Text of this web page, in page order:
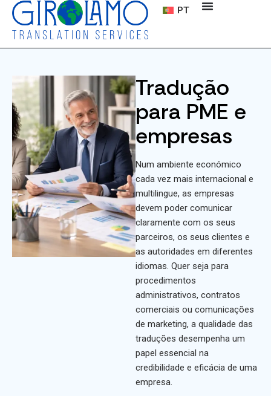
PT
Tradução
para PME e
empresas
Num ambiente económico
cada vez mais internacional e
multilingue, as empresas
devem poder comunicar
claramente com os seus
parceiros, os seus clientes e
as autoridades em diferentes
idiomas. Quer seja para
procedimentos
administrativos, contratos
comerciais ou comunicações
de marketing, a qualidade das
traduções desempenha um
papel essencial na
credibilidade e eficácia de uma
empresa.